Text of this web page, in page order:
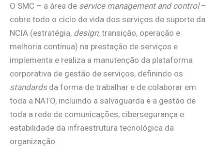
O SMC – a área de service management and control–
cobre todo o ciclo de vida dos serviços de suporte da
NCIA (estratégia, design, transição, operação e
melhoria contínua) na prestação de serviços e
implementa e realiza a manutenção da plataforma
corporativa de gestão de serviços, definindo os
standardsda forma de trabalhar e de colaborar em
toda a NATO, incluindo a salvaguarda e a gestão de
toda a rede de comunicações, cibersegurança e
estabilidade da infraestrutura tecnológica da
organização.